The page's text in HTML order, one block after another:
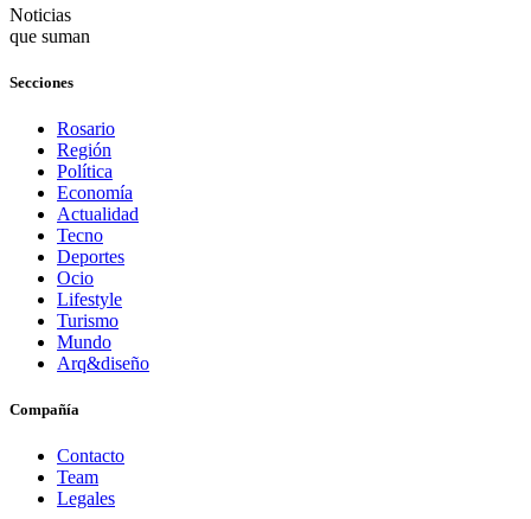
Noticias
que suman
Secciones
Rosario
Región
Política
Economía
Actualidad
Tecno
Deportes
Ocio
Lifestyle
Turismo
Mundo
Arq&diseño
Compañía
Contacto
Team
Legales